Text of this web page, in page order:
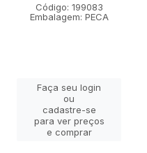
Código: 199083
Embalagem: PECA
Faça seu login
ou
cadastre-se
para ver preços
e comprar